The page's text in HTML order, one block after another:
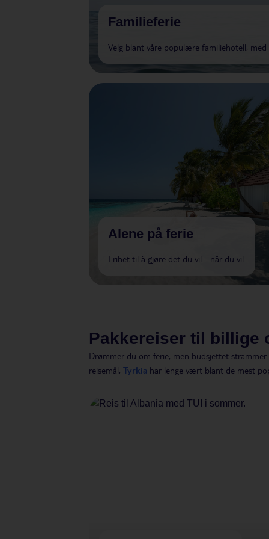
Familieferie
Velg blant våre populære familiehotell, med
Alene på ferie
Frihet til å gjøre det du vil - når du vil.
Pakkereiser til billige
Drømmer du om ferie, men budsjettet
reisemål, Tyrkia har lenge vært blant de mest